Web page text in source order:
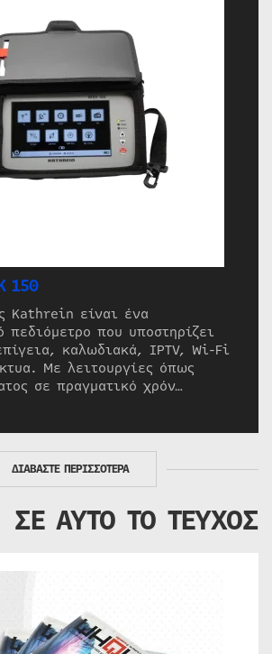
150
Kathrein είναι ένα
πεδιόμετρο που υποστηρίζει
καλωδιακά, IPTV, Wi-Fi
Με λειτουργίες όπως
σε πραγματικό χρόν…
ΔΙΑΒΑΣΤΕ ΠΕΡΙΣΣΟΤΕΡΑ
ΣΕ ΑΥΤΟ ΤΟ ΤΕΥΧΟΣ